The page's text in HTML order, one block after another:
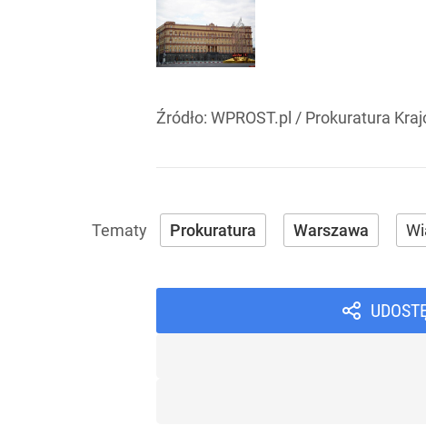
Źródło: WPROST.pl / Prokuratura
Prokuratura Warszawa